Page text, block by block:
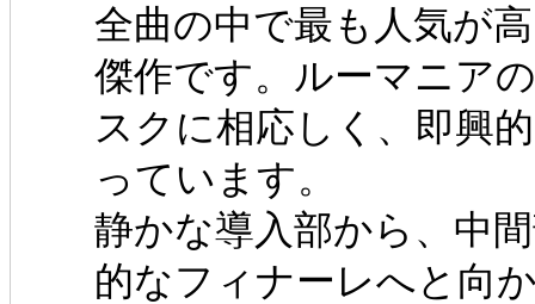
全曲の中で最も人気が
傑作です。ルーマニア
スクに相応しく、即興
っています。
静かな導入部から、中
的なフィナーレへと向